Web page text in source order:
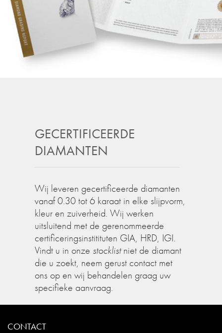
GECERTIFICEERDE
DIAMANTEN
Wij leveren gecertificeerde diamanten
vanaf 0.30 tot 6 karaat in elke slijpvorm,
kleur en zuiverheid. Wij werken
uitsluitend met de gerenommeerde
certificeringsinstitituten GIA, HRD, IGI.
Vindt u in onze stocklistniet de diamant
die u zoekt, neem gerust contact met
ons op en wij behandelen graag uw
specifieke aanvraag.
CONTACT